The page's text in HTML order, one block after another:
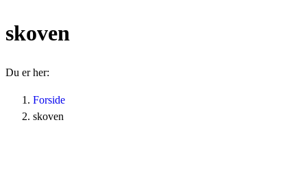
skoven
Du er her:
Forside
skoven